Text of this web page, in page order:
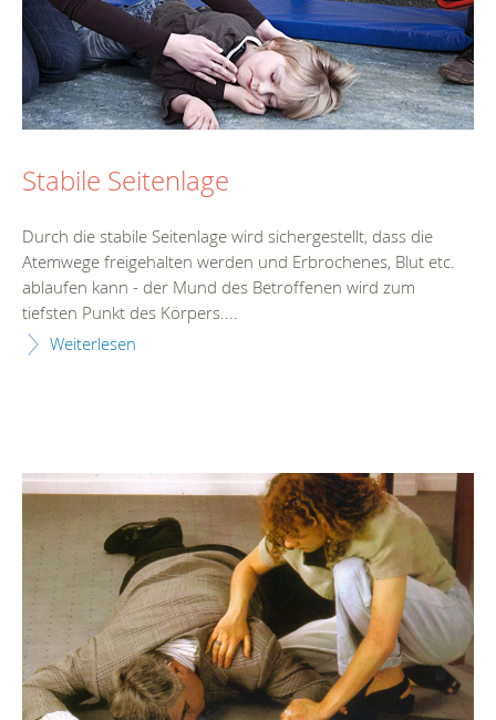
Stabile Seitenlage
Durch die stabile Seitenlage wird sichergestellt, dass die
Atemwege freigehalten werden und Erbrochenes, Blut etc.
ablaufen kann - der Mund des Betroffenen wird zum
tiefsten Punkt des Körpers....
Weiterlesen